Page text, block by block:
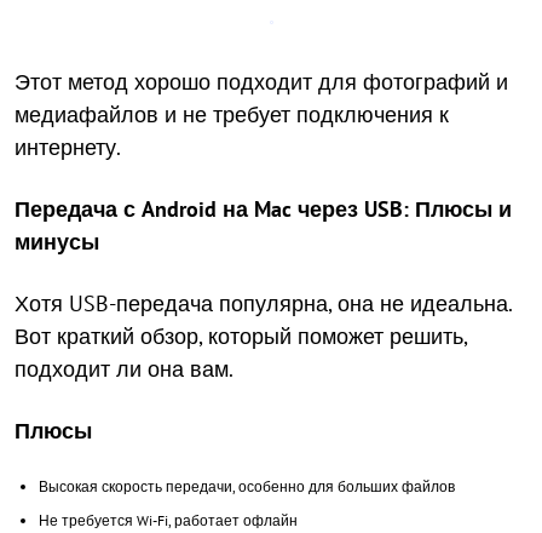
Этот метод хорошо подходит для фотографий и
медиафайлов и не требует подключения к
интернету.
Передача с Android на Mac через USB: Плюсы и
минусы
Хотя USB-передача популярна, она не идеальна.
Вот краткий обзор, который поможет решить,
подходит ли она вам.
Плюсы
Высокая скорость передачи, особенно для больших файлов
Не требуется Wi-Fi, работает офлайн